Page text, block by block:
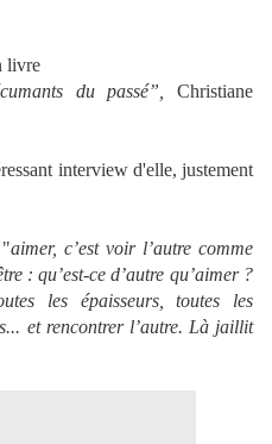
livre
du passé”,
Christiane
interview d'elle, justement
aimer, c’est voir l’autre comme
: qu’est-ce d’autre qu’aimer ?
les épaisseurs, toutes les
et rencontrer l’autre. Là jaillit